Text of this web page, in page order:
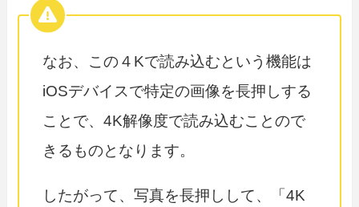
なお、この４Kで読み込むという機能は
iOSデバイスで特定の画像を長押しする
ことで、4K解像度で読み込むことので
きるものとなります。
したがって、写真を長押しして、「4K